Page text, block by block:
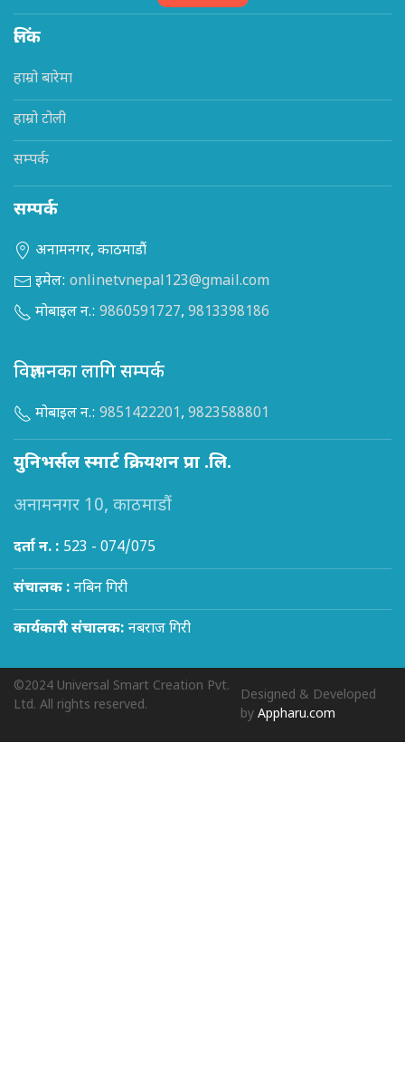
लिंक
हाम्रो बारेमा
हाम्रो टोली
सम्पर्क
सम्पर्क
अनामनगर, काठमाडौं
इमेल: onlinetvnepal123@gmail.com
मोबाइल न.: 9860591727, 9813398186
विज्ञापनका लागि सम्पर्क
मोबाइल न.: 9851422201, 9823588801
युनिभर्सल स्मार्ट क्रियशन प्रा .लि.
अनामनगर 10, काठमाडौं
दर्ता न. : 523 - 074/075
संचालक : नबिन गिरी
कार्यकारी संचालक: नबराज गिरी
©2024 Universal Smart Creation Pvt.
Ltd. All rights reserved.
Designed & Developed
byAppharu.com